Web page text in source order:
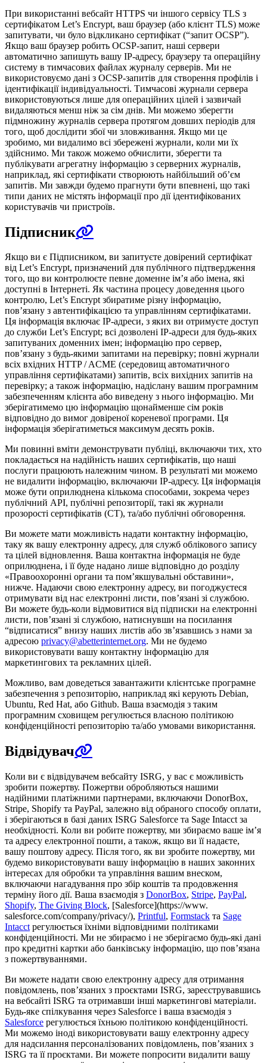
При використанні вебсайт HTTPS чи іншого сервісу TLS з
сертифікатом Let’s Encrypt, ваш браузер (або клієнт TLS) може
запитувати, чи було відкликано сертифікат (“запит OCSP”).
Якщо ваш браузер робить OCSP-запит, наші сервери
автоматично запишуть вашу IP-адресу, браузеру та операційну
систему в тимчасових файлах журналу серверів. Ми не
використовуємо дані з OCSP-запитів для створення профілів і
ідентифікації індивідуальності. Тимчасові журнали сервера
використовуються лише для операційних цілей і зазвичай
видаляються менш ніж за сім днів. Ми можемо зберегти
підмножину журналів сервера протягом довших періодів для
того, щоб дослідити збої чи зловживання. Якщо ми це
зробимо, ми видалимо всі збережені журнали, коли ми їх
здійснимо. Ми також можемо обчислити, зберегти та
публікувати агрегатну інформацію з серверних журналів,
наприклад, які сертифікати створюють найбільший об’єм
запитів. Ми завжди будемо прагнути бути впевнені, що такі
типи даних не містять інформації про дії ідентифікованих
користувачів чи пристроїв.
Підписник
Якщо ви є Підписником, ви запитуєте довірений сертифікат
від Let’s Encrypt, призначений для публічного підтвердження
того, що ви контролюєте певне доменне ім’я або імена, які
доступні в Інтернеті. Як частина процесу доведення цього
контролю, Let’s Encrypt збиратиме різну інформацію,
пов’язану з автентифікацією та управлінням сертифікатами.
Ця інформація включає IP-адреси, з яких ви отримуєте доступ
до служби Let’s Encrypt; всі дозволені IP-адреси для будь-яких
запитуваних доменних імен; інформацію про сервер,
пов’язану з будь-якими запитами на перевірку; повні журнали
всіх вхідних HTTP / ACME (середовищ автоматичного
управління сертифікатами) запитів, всіх вихідних запитів на
перевірку; а також інформацію, надіслану вашим програмним
забезпеченням клієнта або виведену з нього інформацію. Ми
зберігатимемо цю інформацію щонайменше сім років
відповідно до вимог довіреної кореневої програми. Ця
інформація зберігатиметься максимум десять років.
Ми повинні вміти демонструвати публіці, включаючи тих, хто
покладається на надійність наших сертифікатів, що наші
послуги працюють належним чином. В результаті ми можемо
не видалити інформацію, включаючи IP-адресу. Ця інформація
може бути оприлюднена кількома способами, зокрема через
публічний API, публічні репозиторії, такі як журнали
прозорості сертифікатів (CT), та/або публічні обговорення.
Ви можете мати можливість надати контактну інформацію,
таку як вашу електронну адресу, для служб облікового запису
та цілей відновлення. Ваша контактна інформація не буде
оприлюднена, і її буде надано лише відповідно до розділу
«Правоохоронні органи та пом’якшувальні обставини»,
нижче. Надаючи свою електронну адресу, ви погоджуєтеся
отримувати від нас електронні листи, пов’язані зі службою.
Ви можете будь-коли відмовитися від підписки на електронні
листи, пов’язані зі службою, натиснувши на посилання
“відписатися” внизу наших листів або зв’язавшись з нами за
адресою privacy@abetterinternet.org. Ми не будемо
використовувати вашу контактну інформацію для
маркетингових та рекламних цілей.
Можливо, вам доведеться завантажити клієнтське програмне
забезпечення з репозиторію, наприклад які керують Debian,
Ubuntu, Red Hat, або Github. Ваша взаємодія з таким
програмним сховищем регулюється власною політикою
конфіденційності репозиторію та/або умовами використання.
Відвідувач
Коли ви є відвідувачем вебсайту ISRG, у вас є можливість
зробити пожертву. Пожертви обробляються нашими
надійними платіжними партнерами, включаючи DonorBox,
Stripe, Shopify та PayPal, залежно від обраного способу оплати,
і зберігаються в базі даних ISRG Salesforce та Sage Intacct за
необхідності. Коли ви робите пожертву, ми збираємо ваше ім’я
та адресу електронної пошти, а також, якщо ви її надаєте,
вашу поштову адресу. Після того, як ви зробите пожертву, ми
будемо використовувати вашу інформацію в наших законних
інтересах для обробки та управління вашим внеском,
включаючи нагадування про збір коштів та продовження
терміну його дії. Ваша взаємодія з DonorBox, Stripe, PayPal,
Shopify, The Giving Block, [Salesforce](https://www.
salesforce.com/company/privacy/), Printful, Formstack та Sage
Intacct регулюється їхніми відповідними політиками
конфіденційності. Ми не збираємо і не зберігаємо будь-які дані
про кредитні картки або банківську інформацію, що пов’язана
з пожертвуваннями.
Ви можете надати свою електронну адресу для отримання
повідомлень, пов’язаних з проєктами ISRG, зареєструвавшись
на вебсайті ISRG та отримавши інші маркетингові матеріали.
Будь-яке спілкування через Salesforce і ваша взаємодія з
Salesforce регулюється їхньою політикою конфіденційності.
Ми можемо іноді використовувати вашу електронну адресу
для надсилання персоналізованих повідомлень, пов’язаних з
ISRG та її проєктами. Ви можете попросити видалити вашу